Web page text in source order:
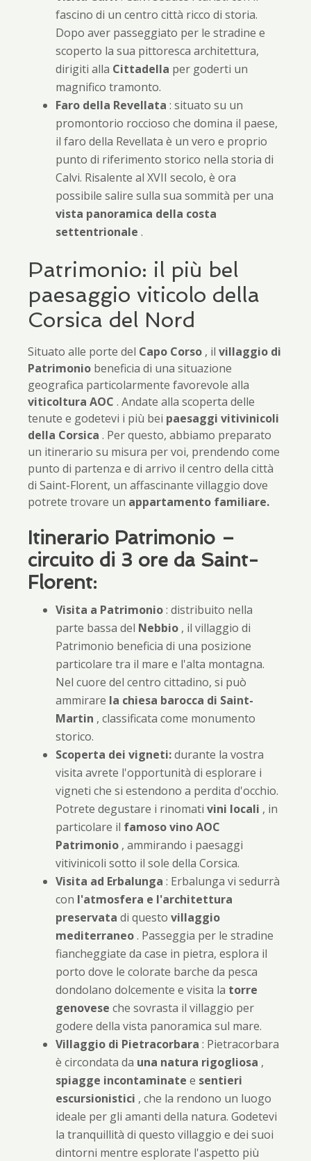
fascino di un centro città ricco di storia.
Dopo aver passeggiato per le stradine e
scoperto la sua pittoresca architettura,
dirigiti alla Cittadella per goderti un
magnifico tramonto.
Faro della Revellata : situato su un
promontorio roccioso che domina il paese,
il faro della Revellata è un vero e proprio
punto di riferimento storico nella storia di
Calvi. Risalente al XVII secolo, è ora
possibile salire sulla sua sommità per una
vista panoramica della costa
settentrionale .
Patrimonio: il più bel
paesaggio viticolo della
Corsica del Nord
Situato alle porte del Capo Corso , il villaggio di
Patrimonio beneficia di una situazione
geografica particolarmente favorevole alla
viticoltura AOC . Andate alla scoperta delle
tenute e godetevi i più bei paesaggi vitivinicoli
della Corsica . Per questo, abbiamo preparato
un itinerario su misura per voi, prendendo come
punto di partenza e di arrivo il centro della città
di Saint-Florent, un affascinante villaggio dove
potrete trovare un appartamento familiare.
Itinerario Patrimonio –
circuito di 3 ore da Saint-
Florent:
Visita a Patrimonio: distribuito nella
parte bassa del Nebbio , il villaggio di
Patrimonio beneficia di una posizione
particolare tra il mare e l'alta montagna.
Nel cuore del centro cittadino, si può
ammirare la chiesa barocca di Saint-
Martin , classificata come monumento
storico.
Scoperta dei vigneti:durante la vostra
visita avrete l'opportunità di esplorare i
vigneti che si estendono a perdita d'occhio.
Potrete degustare i rinomati vini locali , in
particolare il famoso vino AOC
Patrimonio , ammirando i paesaggi
vitivinicoli sotto il sole della Corsica.
Visita ad Erbalunga : Erbalunga vi sedurrà
con l'atmosfera e l'architettura
preservata di questo villaggio
mediterraneo. Passeggia per le stradine
fiancheggiate da case in pietra, esplora il
porto dove le colorate barche da pesca
dondolano dolcemente e visita la torre
genovese che sovrasta il villaggio per
godere della vista panoramica sul mare.
Villaggio di Pietracorbara : Pietracorbara
è circondata da una natura rigogliosa ,
spiagge incontaminate e sentieri
escursionistici , che la rendono un luogo
ideale per gli amanti della natura. Godetevi
la tranquillità di questo villaggio e dei suoi
dintorni mentre esplorate l'aspetto più